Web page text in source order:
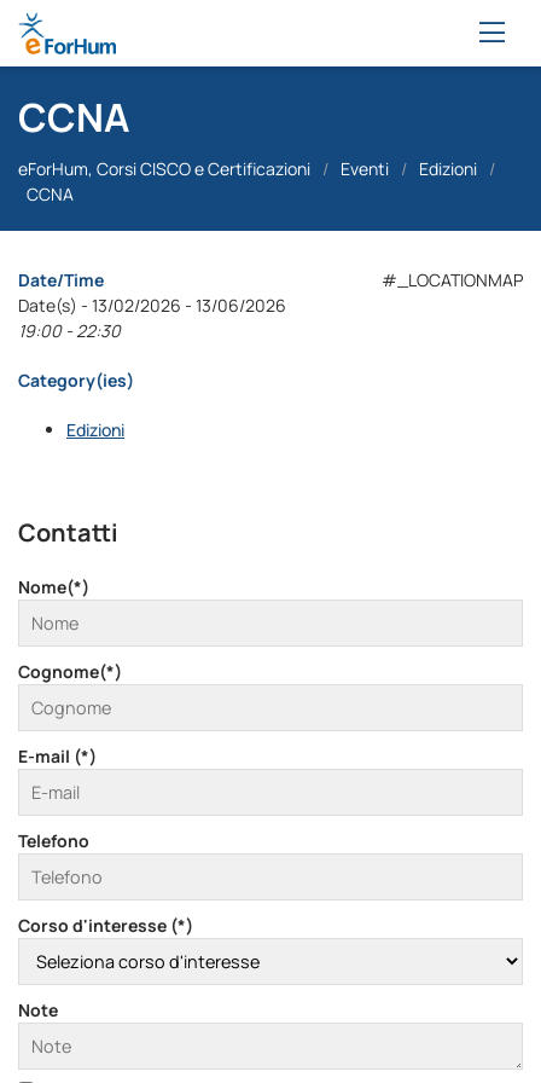
CCNA
eForHum, Corsi CISCO e Certificazioni / Eventi / Edizioni /
CCNA
#_LOCATIONMAP
Date/Time
Date(s) - 13/02/2026 - 13/06/2026
19:00 - 22:30
Category(ies)
Edizioni
Contatti
Nome(*)
Cognome(*)
E-mail (*)
Telefono
Corso d'interesse (*)
Note